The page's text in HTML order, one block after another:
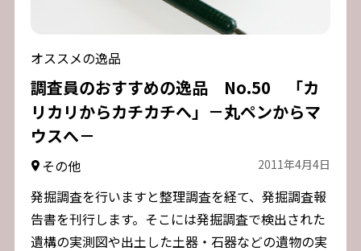
オススメの逸品
調査員のおすすめの逸品 No.50 「カ
リカリからカチカチへ」－丸ペンからマ
ウスへ－
その他 2011年4月4日
発掘調査を行いますと整理調査を経て、発掘調査報
告書を刊行します。そこには発掘調査で検出された
遺構の実測図や出土した土器・石器などの遺物の実